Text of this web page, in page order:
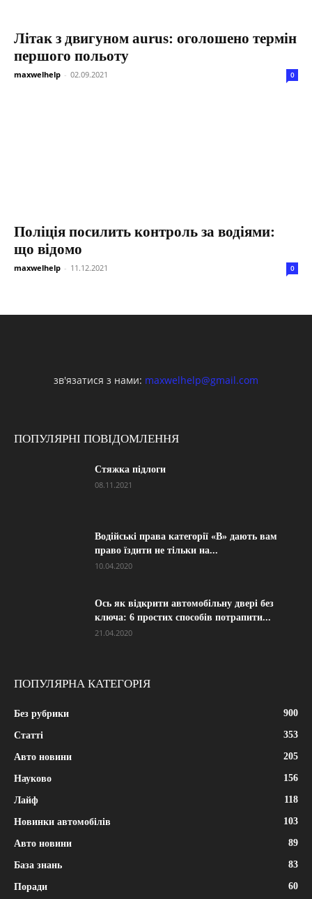
Літак з двигуном aurus: оголошено термін
першого польоту
maxwelhelp - 02.09.2021 0
Поліція посилить контроль за водіями:
що відомо
maxwelhelp - 11.12.2021 0
зв'язатися з нами: maxwelhelp@gmail.com
ПОПУЛЯРНІ ПОВІДОМЛЕННЯ
Стяжка підлоги
08.11.2021
Водійські права категорії «B» дають вам
право їздити не тільки на...
10.04.2020
Ось як відкрити автомобільну двері без
ключа: 6 простих способів потрапити...
21.04.2020
ПОПУЛЯРНА КАТЕГОРІЯ
Без рубрики 900
Статті 353
Авто новини 205
Науково 156
Лайф 118
Новинки автомобілів 103
Авто новини 89
База знань 83
Поради 60